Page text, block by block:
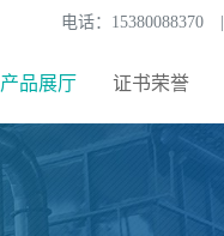
电话： 15380088370
产品展厅 证书荣誉